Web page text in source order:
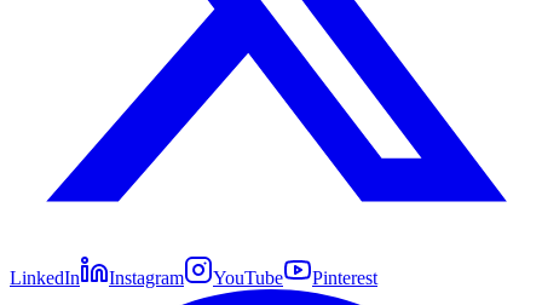
LinkedIn Instagram YouTube Pinterest